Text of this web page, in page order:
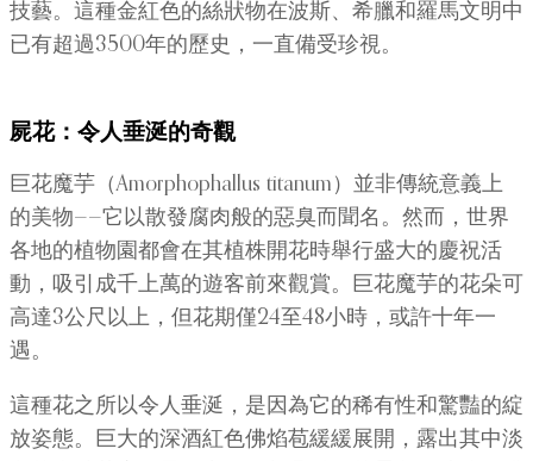
技藝。這種金紅色的絲狀物在波斯、希臘和羅馬文明中
已有超過3500年的歷史，一直備受珍視。
屍花：令人垂涎的奇觀
巨花魔芋（Amorphophallus titanum）並非傳統意義上
的美物——它以散發腐肉般的惡臭而聞名。然而，世界
各地的植物園都會在其植株開花時舉行盛大的慶祝活
動，吸引成千上萬的遊客前來觀賞。巨花魔芋的花朵可
高達3公尺以上，但花期僅24至48小時，或許十年一
遇。
這種花之所以令人垂涎，是因為它的稀有性和驚豔的綻
放姿態。巨大的深酒紅色佛焰苞緩緩展開，露出其中淡